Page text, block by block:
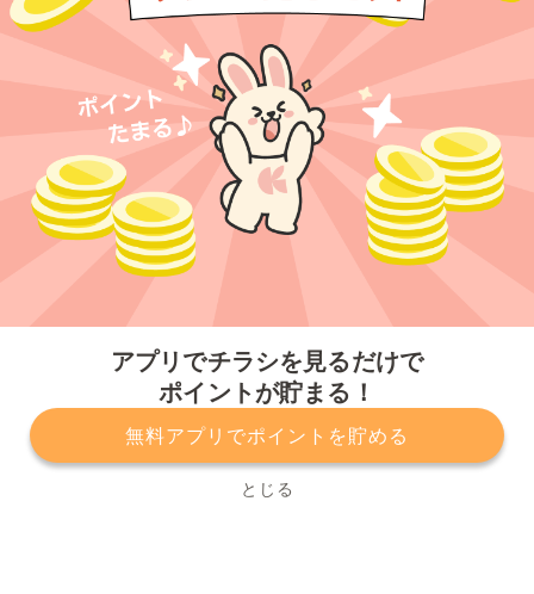
アプリでチラシを見るだけで
ポイントが貯まる！
無料アプリでポイントを貯める
とじる
プライバシーポリシー 利用規約
運営会社
サービスに関してのお問い合わせ